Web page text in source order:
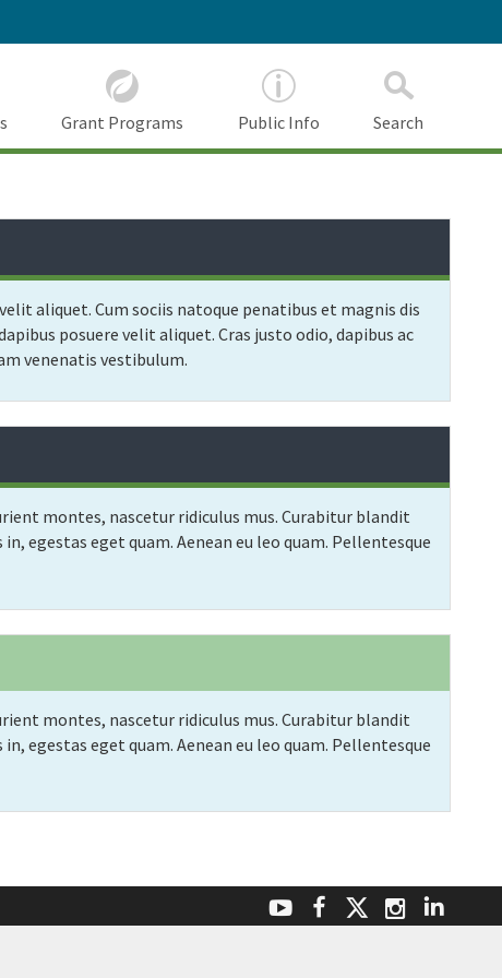
Grant Programs Public Info Search
aliquet. Cum sociis natoque penatibus et magnis dis
posuere velit aliquet. Cras justo odio, dapibus ac
venenatis vestibulum.
montes, nascetur ridiculus mus. Curabitur blandit
egestas eget quam. Aenean eu leo quam. Pellentesque
montes, nascetur ridiculus mus. Curabitur blandit
egestas eget quam. Aenean eu leo quam. Pellentesque
YouTubeFacebook
Twitter